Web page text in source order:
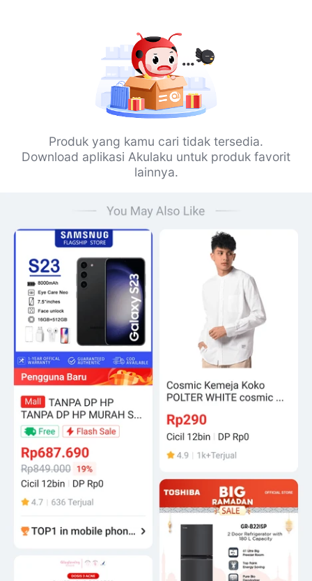
Produk yang kamu cari tidak tersedia.
Download aplikasi Akulaku untuk produk favorit
lainnya.